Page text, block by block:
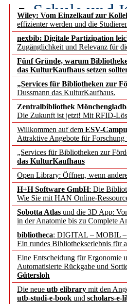
Wiley: Vom Einzelkauf zur
effizienter werden und die
nexbib: Digitale Partizipation
Zugänglichkeit und Relevanz für
Fünf Gründe, warum
das KulturKaufhaus setzen
„Services für Bibliotheken zur
Dussmann das KulturKaufhaus.
Zentralbibliothek
Die Zukunft ist jetzt! Mit RFID-
Willkommen auf dem ESV-
Attraktive Angebote für Forschung
„Services für Bibliotheken zur
das KulturKaufhaus
Open Library: Öffnen, wenn
H+H Software GmbH: Die
Wie Sie mit HAN Online-
Sobotta Atlas und die 3D App:
in der Anatomie bis zu Complete
bibliotheca: DIGITAL – MOBIL
Ein rundes Bibliothekserlebnis für
Eine Entscheidung für Ergonomie
Automatisierte Rückgabe und
Gütersloh
Die neue utb elibrary mit den
utb-studi-e-book und scholars-e-
Schule und
Segment
angepasst
konstruktiv!
Mohr
und die
Francke
EBSCO
Sorbisches
Geschichte